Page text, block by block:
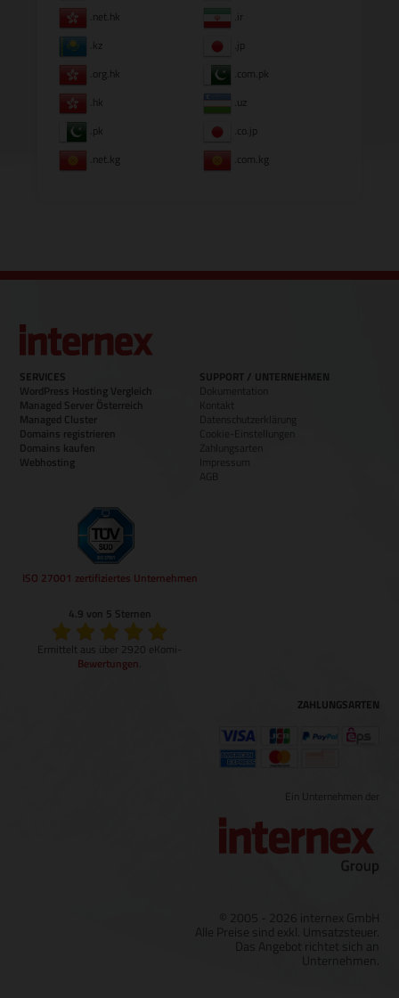
.net.hk
.ir
.kz
.jp
.org.hk
.com.pk
.hk
.uz
.pk
.co.jp
.net.kg
.com.kg
SERVICES
WordPress Hosting Vergleich
Managed Server Österreich
Managed Cluster
Domains registrieren
Domains kaufen
Webhosting
SUPPORT / UNTERNEHMEN
Dokumentation
Kontakt
Datenschutzerklärung
Cookie-Einstellungen
Zahlungsarten
Impressum
AGB
ISO 27001 zertifiziertes Unternehmen
4.9 von 5 Sternen
Ermittelt aus über 2920 eKomi-
Bewertungen
ZAHLUNGSARTEN
Ein Unternehmen der
© 2005 - 2026 internex GmbH
Alle Preise sind exkl. Umsatzsteuer.
Das Angebot richtet sich an
Unternehmen.